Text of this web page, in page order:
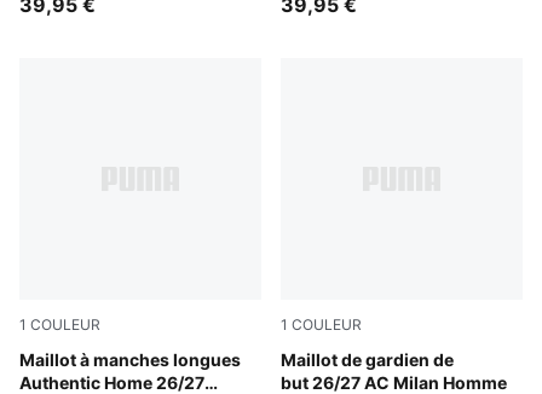
39,95 € 39,95 €
1 COULEUR
Maillot à manches longues
Authentic Home 26/27
PUMA Black-For All Time Red
1 COULEUR
Maillot de gardien de
but 26/27 AC Milan Homme
Archive Gold-PUMA Black